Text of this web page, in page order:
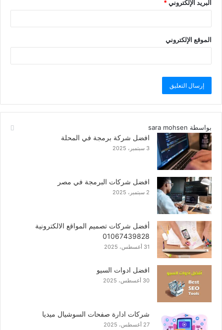
البريد الإلكتروني*
الموقع الإلكتروني
بواسطة sara mohsen
افضل شركة برمجة في المحلة
3 سبتمبر، 2025
افضل شركات البرمجة في مصر
2 سبتمبر، 2025
أفضل شركات تصميم المواقع الالكترونية
01067439828
31 أغسطس، 2025
افضل ادوات السيو
30 أغسطس، 2025
شركات ادارة صفحات السوشيال ميديا
27 أغسطس، 2025